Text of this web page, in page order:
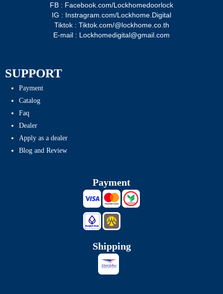
FB : Facebook.com/Lockhomedoorlock
IG : Instragram.com/Lockhome.Digital
Tiktok : Tiktok.com/@lockhome.co.th
E-mail : Lockhomedigital@gmail.com
SUPPORT
Payment
Catalog
Faq
Dealer
Apply as a dealer
Blog and Review
Payment
Shipping